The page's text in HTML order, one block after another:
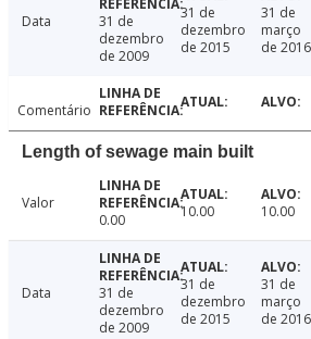
Data
31 de
dezembro
de 2009
31 de
dezembro
de 2015
31 de
março
de 2016
Comentário
Length of sewage main built
Valor
0.00
10.00 10.00
Data
31 de
dezembro
de 2009
31 de
dezembro
de 2015
31 de
março
de 2016